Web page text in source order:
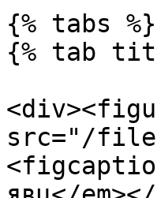
{% tabs %}
{% tab
src="/files/